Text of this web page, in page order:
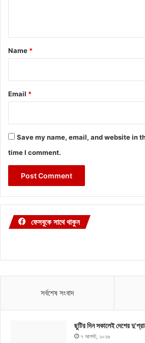
*
Name *
Email *
Save my name, email, and website in
time I comment.
ফেসবুকে সাথে থাকুন
সর্বশেষ সংবাদ
ছুটির দিন সকালেই দেশের
৭ আগস্ট, ২০২৬